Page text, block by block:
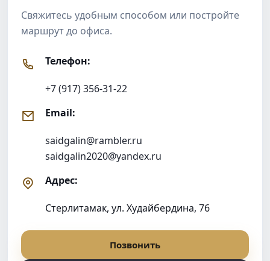
Свяжитесь удобным способом или постройте
маршрут до офиса.
Телефон:
+7 (917) 356-31-22
Email:
saidgalin@rambler.ru
saidgalin2020@yandex.ru
Адрес:
Стерлитамак, ул. Худайбердина, 76
Позвонить